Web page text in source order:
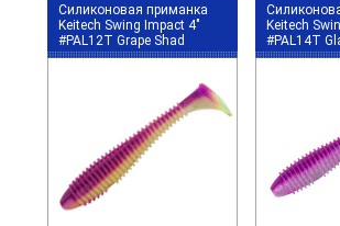
Силиконовая приманка
Keitech Swing Impact 4"
#PAL12T Grape Shad
Keitech
#PAL14T